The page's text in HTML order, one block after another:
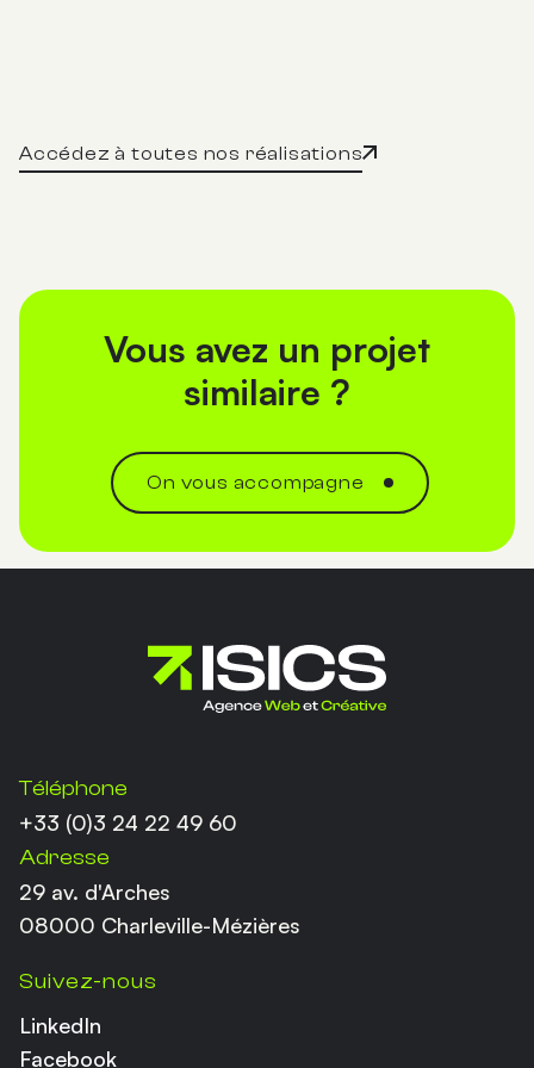
Accédez à toutes nos réalisations
Vous avez un projet
similaire ?
On vous accompagne
Coordonnées
Téléphone
+33 (0)3 24 22 49 60
Adresse
29 av. d'Arches
08000 Charleville-Mézières
Suivez-nous
LinkedIn
Facebook